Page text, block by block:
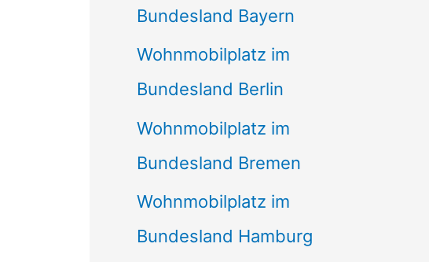
Bundesland Bayern
Wohnmobilplatz im
Bundesland Berlin
Wohnmobilplatz im
Bundesland Bremen
Wohnmobilplatz im
Bundesland Hamburg